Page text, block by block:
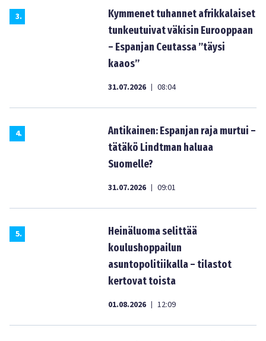
3.
Kymmenet tuhannet afrikkalaiset
tunkeutuivat väkisin Eurooppaan
– Espanjan Ceutassa ”täysi
kaaos”
31.07.2026 | 08:04
4.
Antikainen: Espanjan raja murtui –
tätäkö Lindtman haluaa
Suomelle?
31.07.2026 | 09:01
5.
Heinäluoma selittää
koulushoppailun
asuntopolitiikalla – tilastot
kertovat toista
01.08.2026 | 12:09